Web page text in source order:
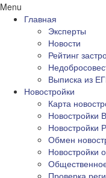
Menu
Главная
Эксперты
Новости
Рейтинг
Выписка из
Новостройки
Карта
Новостройки
Новостройки
Обмен
Новостройки
Проверка